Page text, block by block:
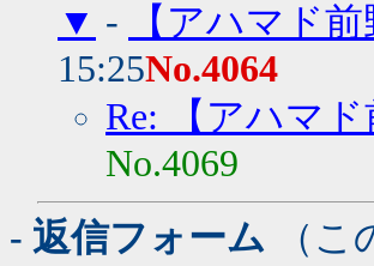
▼ -
【アハマド
15:25No.4064
Re: 【アハマ
No.4069
- 返信フォーム （こ